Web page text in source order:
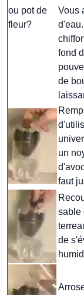
Vous
fond
de
un
faut
sable
de